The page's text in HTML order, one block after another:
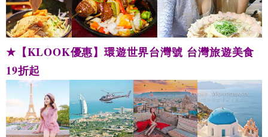
★ 【KLOOK優惠】環遊世界台灣號 台灣旅遊美食
19折起